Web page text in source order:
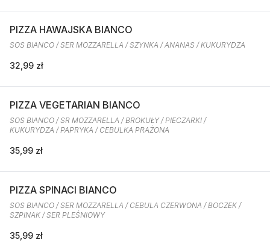
PIZZA HAWAJSKA BIANCO
SOS BIANCO / SER MOZZARELLA / SZYNKA / ANANAS / KUKURYDZA
32,99 zł
PIZZA VEGETARIAN BIANCO
SOS BIANCO / SR MOZZARELLA / BROKUŁY / PIECZARKI /
KUKURYDZA / PAPRYKA / CEBULKA PRAŻONA
35,99 zł
PIZZA SPINACI BIANCO
SOS BIANCO / SER MOZZARELLA / CEBULA CZERWONA / BOCZEK /
SZPINAK / SER PLEŚNIOWY
35,99 zł